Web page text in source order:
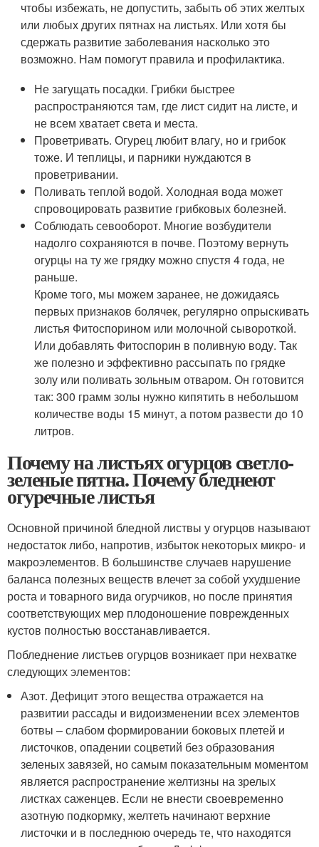
чтобы избежать, не допустить, забыть об этих желтых
или любых других пятнах на листьях. Или хотя бы
сдержать развитие заболевания насколько это
возможно. Нам помогут правила и профилактика.
Не загущать посадки. Грибки быстрее
распространяются там, где лист сидит на листе, и
не всем хватает света и места.
Проветривать. Огурец любит влагу, но и грибок
тоже. И теплицы, и парники нуждаются в
проветривании.
Поливать теплой водой. Холодная вода может
спровоцировать развитие грибковых болезней.
Соблюдать севооборот. Многие возбудители
надолго сохраняются в почве. Поэтому вернуть
огурцы на ту же грядку можно спустя 4 года, не
раньше.
Кроме того, мы можем заранее, не дожидаясь
первых признаков болячек, регулярно опрыскивать
листья Фитоспорином или молочной сывороткой.
Или добавлять Фитоспорин в поливную воду. Так
же полезно и эффективно рассыпать по грядке
золу или поливать зольным отваром. Он готовится
так: 300 грамм золы нужно кипятить в небольшом
количестве воды 15 минут, а потом развести до 10
литров.
Почему на листьях огурцов светло-
зеленые пятна. Почему бледнеют
огуречные листья
Основной причиной бледной листвы у огурцов называют
недостаток либо, напротив, избыток некоторых микро- и
макроэлементов. В большинстве случаев нарушение
баланса полезных веществ влечет за собой ухудшение
роста и товарного вида огурчиков, но после принятия
соответствующих мер плодоношение поврежденных
кустов полностью восстанавливается.
Побледнение листьев огурцов возникает при нехватке
следующих элементов:
Азот. Дефицит этого вещества отражается на
развитии рассады и видоизменении всех элементов
ботвы – слабом формировании боковых плетей и
листочков, опадении соцветий без образования
зеленых завязей, но самым показательным моментом
является распространение желтизны на зрелых
листках саженцев. Если не внести своевременно
азотную подкормку, желтеть начинают верхние
листочки и в последнюю очередь те, что находятся